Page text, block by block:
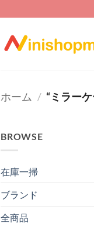
ホーム / “ミラー
BROWSE
在庫一掃
ブランド
全商品